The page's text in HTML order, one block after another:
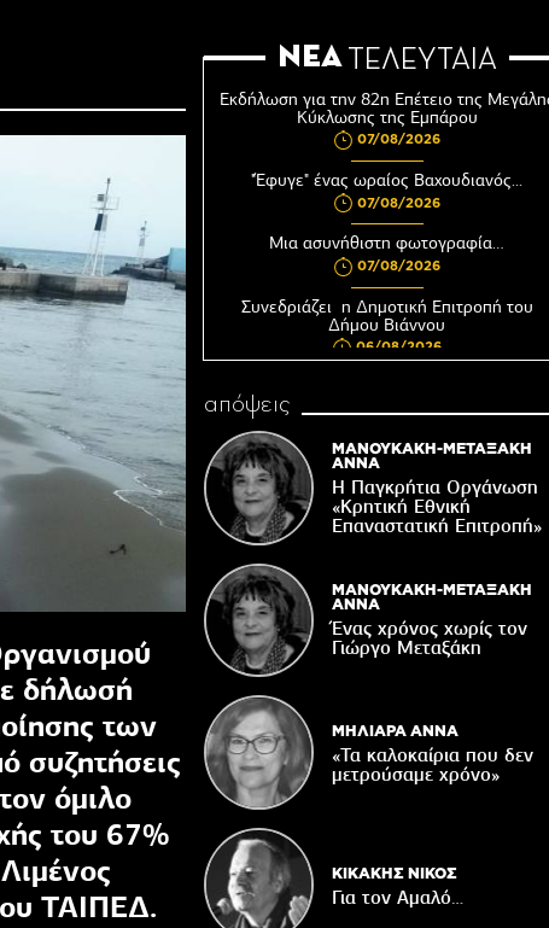
δήλωσή
των
συζητήσεις
όμιλο
του 67%
ΤΑΙΠΕΔ.
ΝΕΑ ΤΕΛΕΥΤΑΙΑ
Εκδήλωση για την 82η Επέτειο της
Κύκλωσης της Εμπάρου
07/08/2026
"Έφυγε" ένας ωραίος Βαχουδιανός...
07/08/2026
Μια ασυνήθιστη φωτογραφία…
07/08/2026
Συνεδριάζει η Δημοτική Επιτροπή του
Δήμου Βιάννου
06/08/2026
Βιάννου-Τόπος πίστης, μνήμης και
06/08/2026
Ωράριο λειτουργίας του Γραφείου
Δακοκτονίας
06/08/2026
Η 8η Γιορτή Μπανάνας στην Άρβη με τη
στήριξη του Δήμου Βιάννου
05/08/2026
Νέος μετεωρολογικός σταθμός στον
οικισμό του Συκολόγου
απόψεις
ΜΑΝΟΥΚΑΚΗ-ΜΕΤΑΞΑΚΗ
ΑΝΝΑ
Η Παγκρήτια Οργάνωση
«Κρητική Εθνική
Επαναστατική Eπιτροπή»
ΜΑΝΟΥΚΑΚΗ-ΜΕΤΑΞΑΚΗ
ΑΝΝΑ
Ένας χρόνος χωρίς τον
Γιώργο Μεταξάκη
ΜΗΛΙΑΡΑ ΑΝΝΑ
«Τα καλοκαίρια που δεν
μετρούσαμε χρόνο»
ΚΙΚΑΚΗΣ ΝΙΚΟΣ
Για τον Αμαλό…